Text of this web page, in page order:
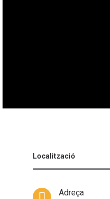
Localització
Adreça